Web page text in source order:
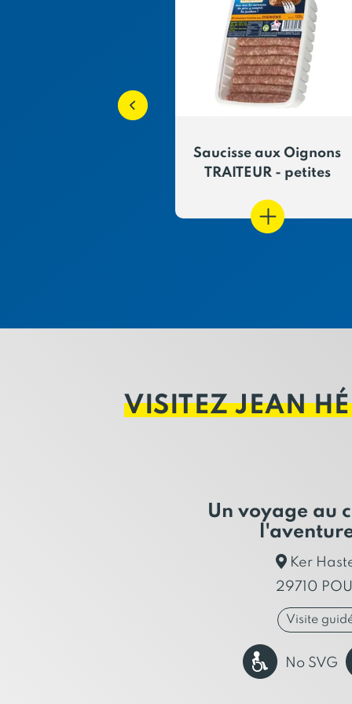
Saucisse aux Oignons
TRAITEUR - petites
VISITEZ JEAN
Un voyage au
Ker
29710
Visite
No SVG